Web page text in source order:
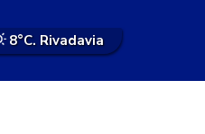
8°C. Rivadavia